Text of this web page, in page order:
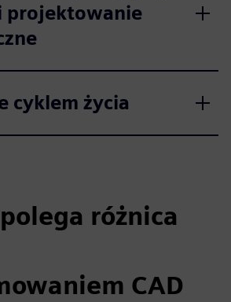
projektowanie
cyklem życia
różnica
CAD